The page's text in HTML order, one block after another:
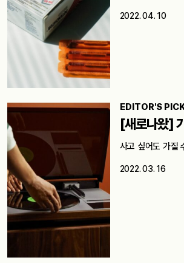
2022. 04. 10
EDITOR'S
[새로나왔]
사고 싶어도 가질
2022. 03. 16